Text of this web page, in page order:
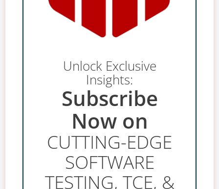
Unlock Exclusive
Insights:
Subscribe
Now on
CUTTING-EDGE
SOFTWARE
TESTING, TCE, &